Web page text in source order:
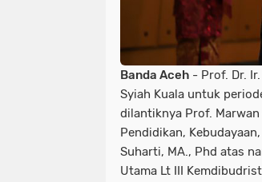
Banda Aceh - Prof. Dr.
Syiah Kuala untuk
dilantiknya Prof.
Pendidikan,
Suharti, MA., Phd atas
Utama Lt III